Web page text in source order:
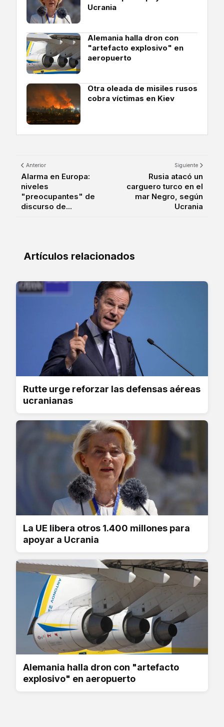
Ucrania
Alemania halla dron con
"artefacto explosivo" en
aeropuerto
Otra oleada de misiles rusos
cobra víctimas en Kiev
Anterior
Alarma en Europa:
niveles
"preocupantes" de
discurso de...
Siguiente
Rusia atacó un
carguero turco en el
mar Negro, según
Ucrania
Artículos relacionados
Rutte urge reforzar las defensas aéreas
ucranianas
La UE libera otros 1.400 millones para
apoyar a Ucrania
Alemania halla dron con "artefacto
explosivo" en aeropuerto